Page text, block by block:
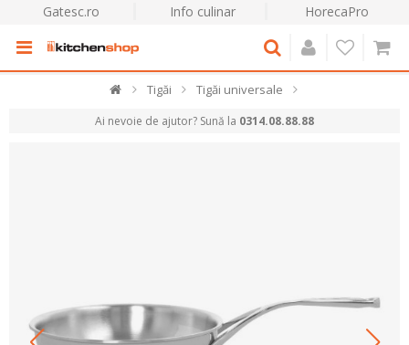
Gatesc.ro Info culinar HorecaPro
Tigăi Tigăi universale
Ai nevoie de ajutor? Sună la 0314.08.88.88